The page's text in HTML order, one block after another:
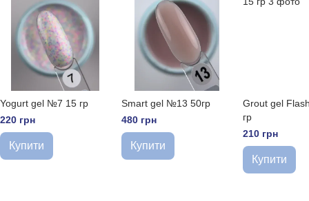
Yogurt gel №7 15 гр
220 грн
Купити
Smart gel №13 50гр
480 грн
Купити
Grout gel
гр
210 грн
Купити